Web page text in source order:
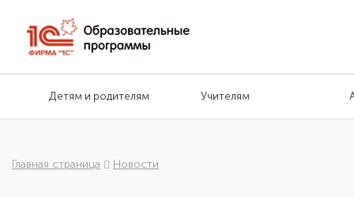
Детям и родителям Учителям
Главная страница Новости